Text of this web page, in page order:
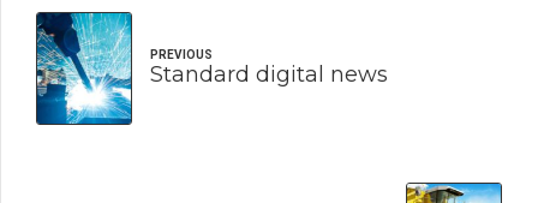
PREVIOUS
Standard digital news